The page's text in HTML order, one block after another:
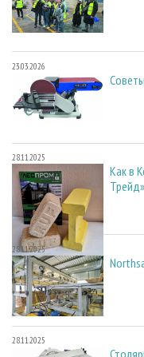
23.03.2026
28.11.2025
Как в
Трейд»
28.11.2025
28.11.2025